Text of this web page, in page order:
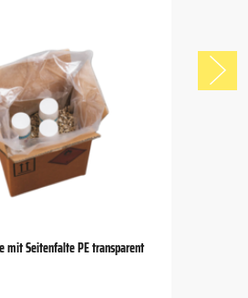
mit Seitenfalte PE transparent